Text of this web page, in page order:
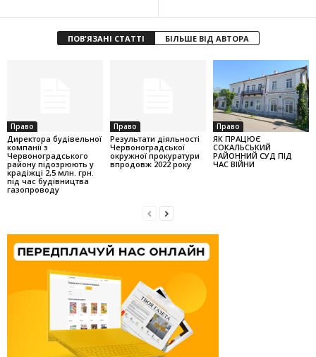
ПОВ'ЯЗАНІ СТАТТІ БІЛЬШЕ ВІД АВТОРА
Право
Директора будівельної
компанії з
Червоноградського
району підозрюють у
крадіжці 2,5 млн. грн.
під час будівництва
газопроводу
Право
Результати діяльності
Червоноградської
окружної прокуратури
впродовж 2022 року
Право
ЯК ПРАЦЮЄ
СОКАЛЬСЬКИЙ
РАЙОННИЙ СУД ПІД
ЧАС ВІЙНИ